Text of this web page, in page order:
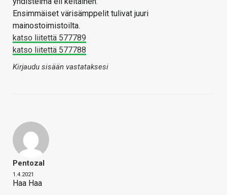
Ensimmäiset värisämppelit tulivat juuri
mainostoimistoilta.
katso liitettä 577789
katso liitettä 577788
Kirjaudu sisään vastataksesi
Pentozal
1.4.2021
Haa Haa